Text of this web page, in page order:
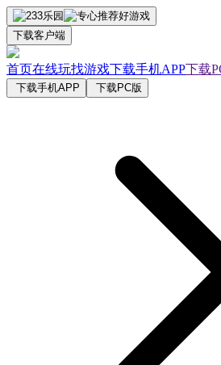
下载客户端
首页在线玩找游戏下载手机APP下载
下载手机APP 下载PC版